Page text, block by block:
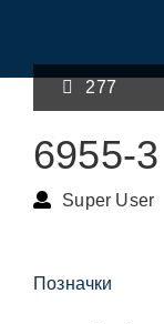
277
6955-3
Super User
Позначки